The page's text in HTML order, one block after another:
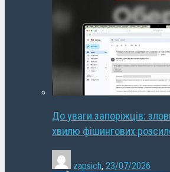
До уваги запоріжців:
хвилю фішингових
zapsich, 23/07/2026